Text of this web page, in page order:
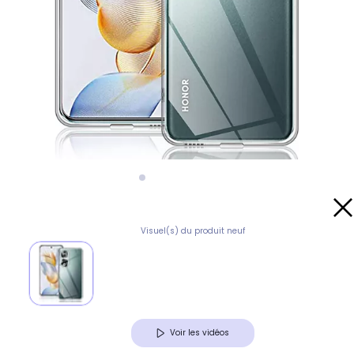
Visuel(s) du produit neuf
Voir les vidéos